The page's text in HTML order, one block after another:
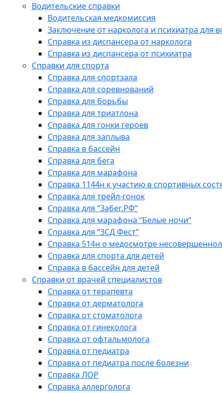
Водительские справки
Водительская медкомиссия
Заключение от нарколога и психиатра для
Справка из диспансера от нарколога
Справка из диспансера от психиатра
Справки для спорта
Справка для спортзала
Справка для соревнований
Справка для борьбы
Справка для триатлона
Справка для гонки героев
Справка для заплыва
Справка в бассейн
Справка для бега
Справка для марафона
Справка 1144н к участию в спортивных
Справка для трейл-гонок
Справка для “Забег.РФ“
Справка для марафона “Белые ночи“
Справка для “ЗСД Фест”
Справка 514н о медосмотре
Справка для спорта для детей
Справка в бассейн для детей
Справки от врачей специалистов
Справка от терапевта
Справка от дерматолога
Справка от стоматолога
Справка от гинеколога
Справка от офтальмолога
Справка от педиатра
Справка от педиатра после болезни
Справка ЛОР
Справка аллерголога